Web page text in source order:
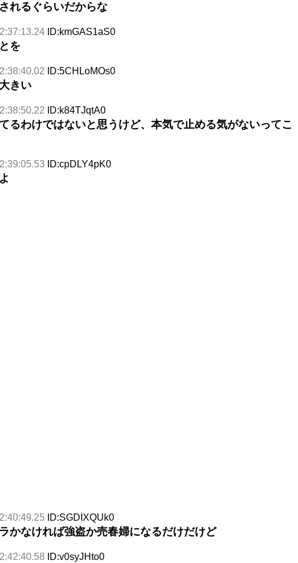
れるぐらいだからな
ID:kmGAS1aS0
を
ID:5CHLoMOs0
きい
ID:k84TJqtA0
るわけではないと思うけど、本気で止める気がないってこ
ID:cpDLY4pK0
ID:SGDIXQUk0
かなければ強盗か売春婦になるだけだけど
ID:v0syJHto0